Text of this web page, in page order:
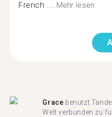
French ....Mehr lesen
Grace benutzt
Welt verbunden zu